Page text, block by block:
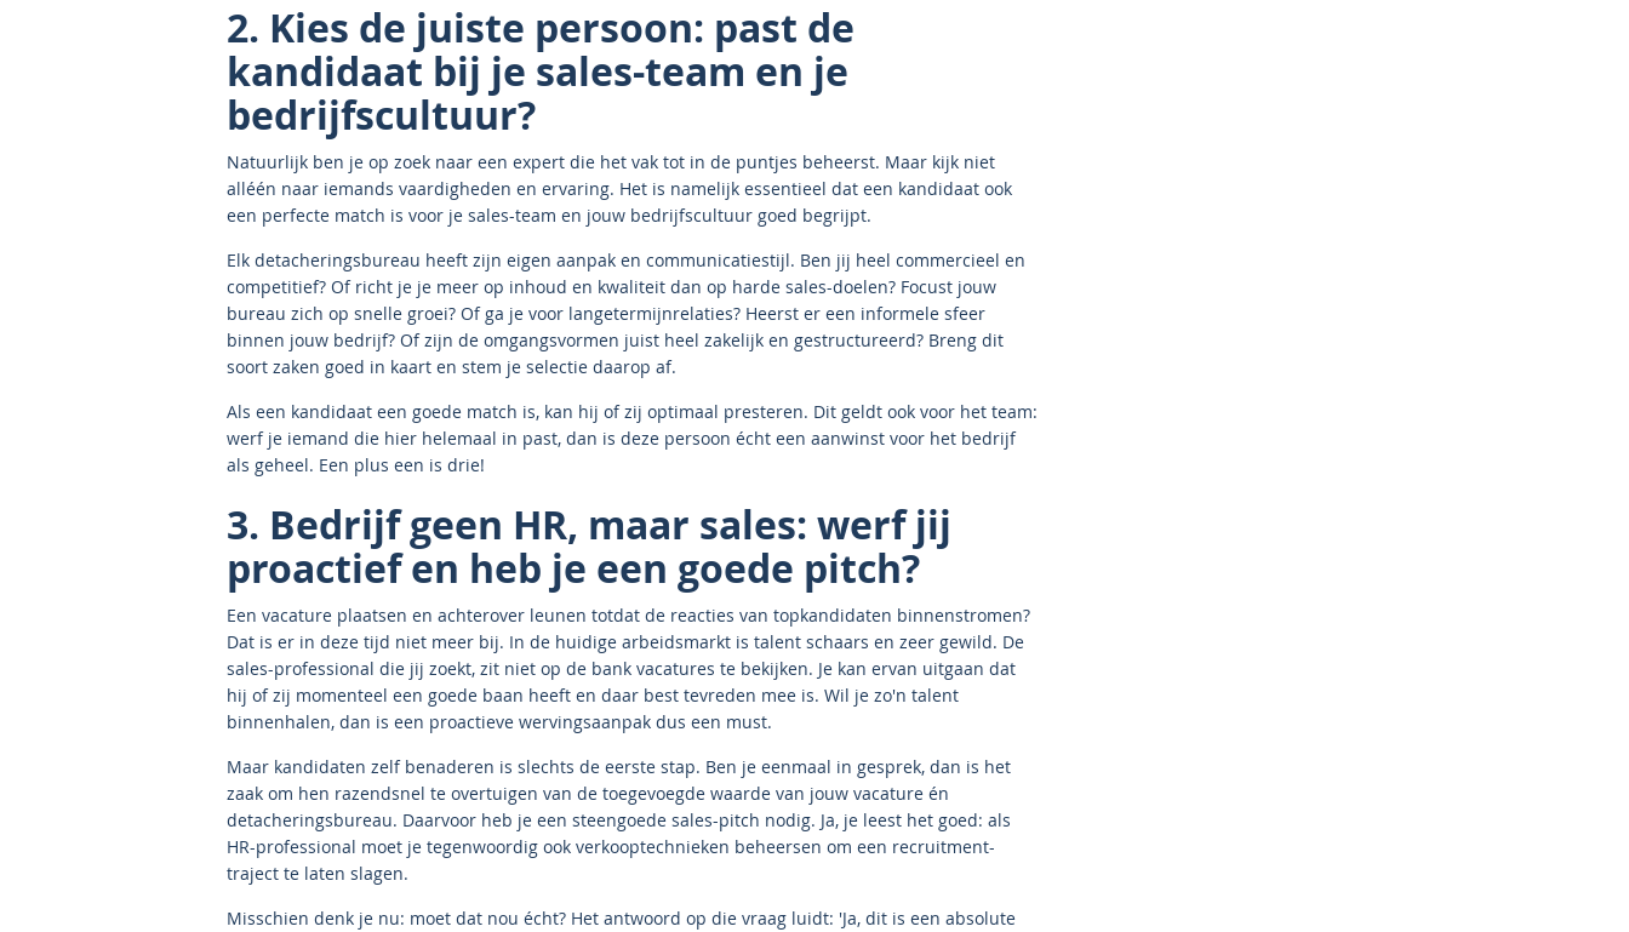
2. Kies de juiste persoon: past de
kandidaat bij je sales-team en je
bedrijfscultuur?
Natuurlijk ben je op zoek naar een expert die het vak tot in de puntjes beheerst. Maar kijk niet
alléén naar iemands vaardigheden en ervaring. Het is namelijk essentieel dat een kandidaat ook
een perfecte match is voor je sales-team en jouw bedrijfscultuur goed begrijpt.
Elk detacheringsbureau heeft zijn eigen aanpak en communicatiestijl. Ben jij heel commercieel en
competitief? Of richt je je meer op inhoud en kwaliteit dan op harde sales-doelen? Focust jouw
bureau zich op snelle groei? Of ga je voor langetermijnrelaties? Heerst er een informele sfeer
binnen jouw bedrijf? Of zijn de omgangsvormen juist heel zakelijk en gestructureerd? Breng dit
soort zaken goed in kaart en stem je selectie daarop af.
Als een kandidaat een goede match is, kan hij of zij optimaal presteren. Dit geldt ook voor het team:
werf je iemand die hier helemaal in past, dan is deze persoon écht een aanwinst voor het bedrijf
als geheel. Een plus een is drie!
3. Bedrijf geen HR, maar sales: werf jij
proactief en heb je een goede pitch?
Een vacature plaatsen en achterover leunen totdat de reacties van topkandidaten binnenstromen?
Dat is er in deze tijd niet meer bij. In de huidige arbeidsmarkt is talent schaars en zeer gewild. De
sales-professional die jij zoekt, zit niet op de bank vacatures te bekijken. Je kan ervan uitgaan dat
hij of zij momenteel een goede baan heeft en daar best tevreden mee is. Wil je zo'n talent
binnenhalen, dan is een proactieve wervingsaanpak dus een must.
Maar kandidaten zelf benaderen is slechts de eerste stap. Ben je eenmaal in gesprek, dan is het
zaak om hen razendsnel te overtuigen van de toegevoegde waarde van jouw vacature én
detacheringsbureau. Daarvoor heb je een steengoede sales-pitch nodig. Ja, je leest het goed: als
HR-professional moet je tegenwoordig ook verkooptechnieken beheersen om een recruitment-
traject te laten slagen.
Misschien denk je nu: moet dat nou écht? Het antwoord op die vraag luidt: 'Ja, dit is een absolute